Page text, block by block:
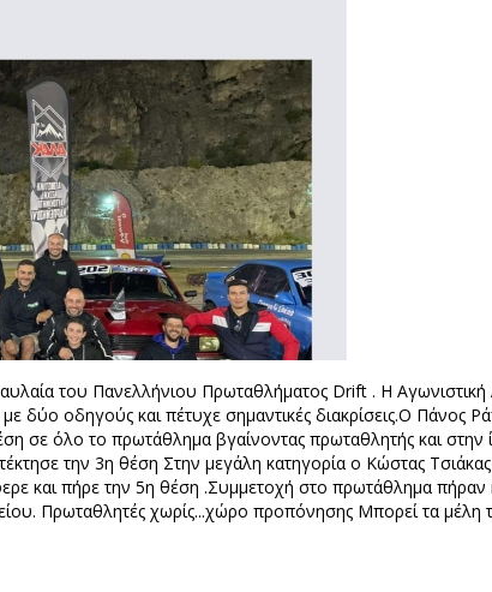
του Πανελλήνιου Πρωταθλήματος Drift . H Αγωνιστική
δύο οδηγούς και πέτυχε σημαντικές διακρίσεις.Ο Πάνος
σε όλο το πρωτάθλημα βγαίνοντας πρωταθλητής και στην
την 3η θέση Στην μεγάλη κατηγορία ο Κώστας
και πήρε την 5η θέση .Συμμετοχή στο πρωτάθλημα πήραν
Πρωταθλητές χωρίς...χώρο προπόνησης Μπορεί τα μέλη